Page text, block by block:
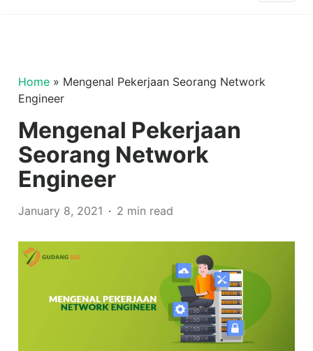
Home » Mengenal Pekerjaan Seorang Network
Engineer
Mengenal Pekerjaan
Seorang Network
Engineer
January 8, 2021 2 min read